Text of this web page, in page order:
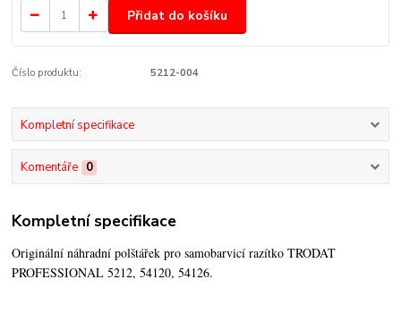
Přidat do košíku
Číslo produktu: 5212-004
Kompletní specifikace
Komentáře 0
Kompletní specifikace
Originální náhradní polštářek pro samobarvicí razítko TRODAT
PROFESSIONAL 5212, 54120, 54126.